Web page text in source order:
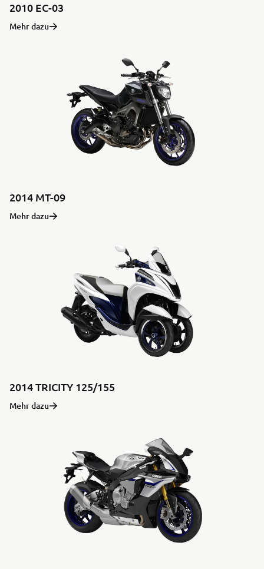
2010 EC-03
Mehr dazu
2014 MT-09
Mehr dazu
2014 TRICITY 125/155
Mehr dazu